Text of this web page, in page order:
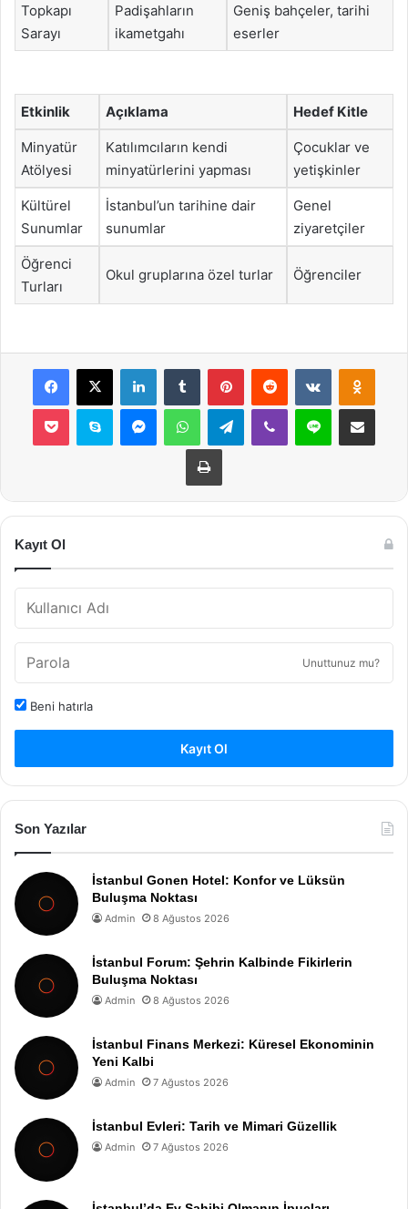
Topkapı
Sarayı
Padişahların
ikametgahı
Geniş bahçeler, tarihi
eserler
Etkinlik Açıklama Hedef Kitle
Minyatür
Atölyesi
Katılımcıların kendi
minyatürlerini yapması
Çocuklar ve
yetişkinler
Kültürel
Sunumlar
İstanbul’un tarihine dair
sunumlar
Genel
ziyaretçiler
Öğrenci
Turları
Okul gruplarına özel turlar Öğrenciler
Facebook
X LinkedInTumblr PinterestReddit VKontakte
Pocket Skype MessengerWhatsAppTelegramViber Line E-Posta ile
Yazdır
Kayıt Ol
Unuttunuz mu?
Beni hatırla
Kayıt Ol
Son Yazılar
İstanbul Gonen Hotel: Konfor ve Lüksün
Buluşma Noktası
Admin 8 Ağustos 2026
İstanbul Forum: Şehrin Kalbinde Fikirlerin
Buluşma Noktası
Admin 8 Ağustos 2026
İstanbul Finans Merkezi: Küresel Ekonominin
Yeni Kalbi
Admin 7 Ağustos 2026
İstanbul Evleri: Tarih ve Mimari Güzellik
Admin 7 Ağustos 2026